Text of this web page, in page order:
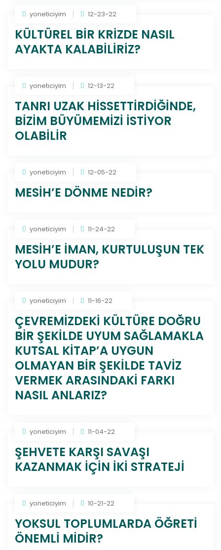
yoneticiyim 12-23-22
KÜLTÜREL BİR KRİZDE NASIL
AYAKTA KALABİLİRİZ?
yoneticiyim 12-13-22
TANRI UZAK HİSSETTİRDİĞİNDE,
BİZİM BÜYÜMEMİZİ İSTİYOR
OLABİLİR
yoneticiyim 12-05-22
MESİH’E DÖNME NEDİR?
yoneticiyim 11-24-22
MESİH’E İMAN, KURTULUŞUN TEK
YOLU MUDUR?
yoneticiyim 11-16-22
ÇEVREMİZDEKİ KÜLTÜRE DOĞRU
BİR ŞEKİLDE UYUM SAĞLAMAKLA
KUTSAL KİTAP’A UYGUN
OLMAYAN BİR ŞEKİLDE TAVİZ
VERMEK ARASINDAKİ FARKI
NASIL ANLARIZ?
yoneticiyim 11-04-22
ŞEHVETE KARŞI SAVAŞI
KAZANMAK İÇİN İKİ STRATEJİ
yoneticiyim 10-21-22
YOKSUL TOPLUMLARDA ÖĞRETİ
ÖNEMLİ MİDİR?